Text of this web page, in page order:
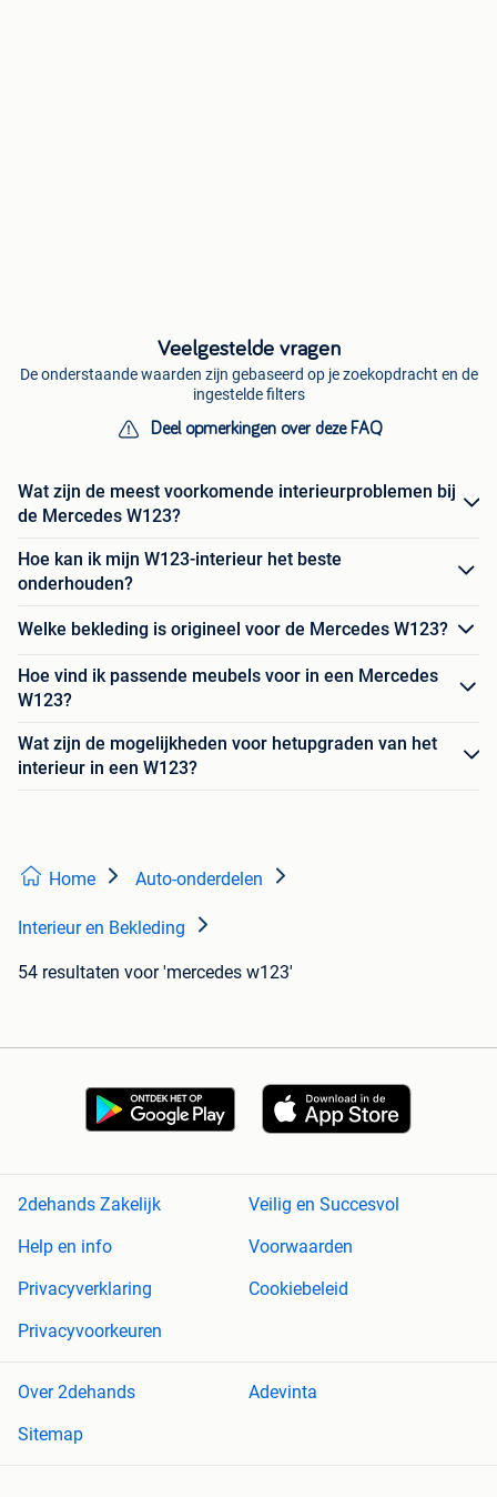
Veelgestelde vragen
De onderstaande waarden zijn gebaseerd op je zoekopdracht en de
ingestelde filters
Deel opmerkingen over deze FAQ
Wat zijn de meest voorkomende interieurproblemen bij
de Mercedes W123?
Hoe kan ik mijn W123-interieur het beste
onderhouden?
Welke bekleding is origineel voor de Mercedes W123?
Hoe vind ik passende meubels voor in een Mercedes
W123?
Wat zijn de mogelijkheden voor hetupgraden van het
interieur in een W123?
Home Auto-onderdelen
Interieur en Bekleding
54 resultaten voor 'mercedes w123'
2dehands Zakelijk
Veilig en Succesvol
Help en info
Voorwaarden
Privacyverklaring
Cookiebeleid
Privacyvoorkeuren
Over 2dehands
Adevinta
Sitemap